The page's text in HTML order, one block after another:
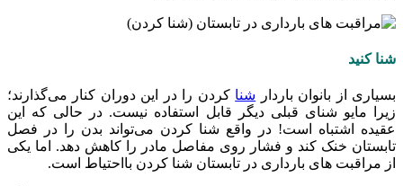
شنا کنید
بسیاری از بانوان باردار شنا کردن را در این دوران کنار می‌گذارند؛
زیرا مایو شنای قبلی‌ دیگر قابل استفاده نیست. در حالی که این
عقیده اشتباه است! در واقع شنا کردن می‌تواند بدن را در فصل
تابستان خنک کند و فشار روی مفاصل مادر را کاهش دهد. اما یکی
از مراقبت های بارداری در تابستان شنا کردن بااحتیاط است.